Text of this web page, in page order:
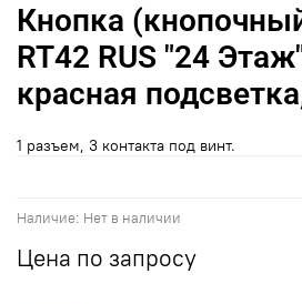
Наличие: Нет в наличии
Кнопка
RT42 RUS "24
красная
Цена по запросу
1 разъем, 3 контакта под винт.